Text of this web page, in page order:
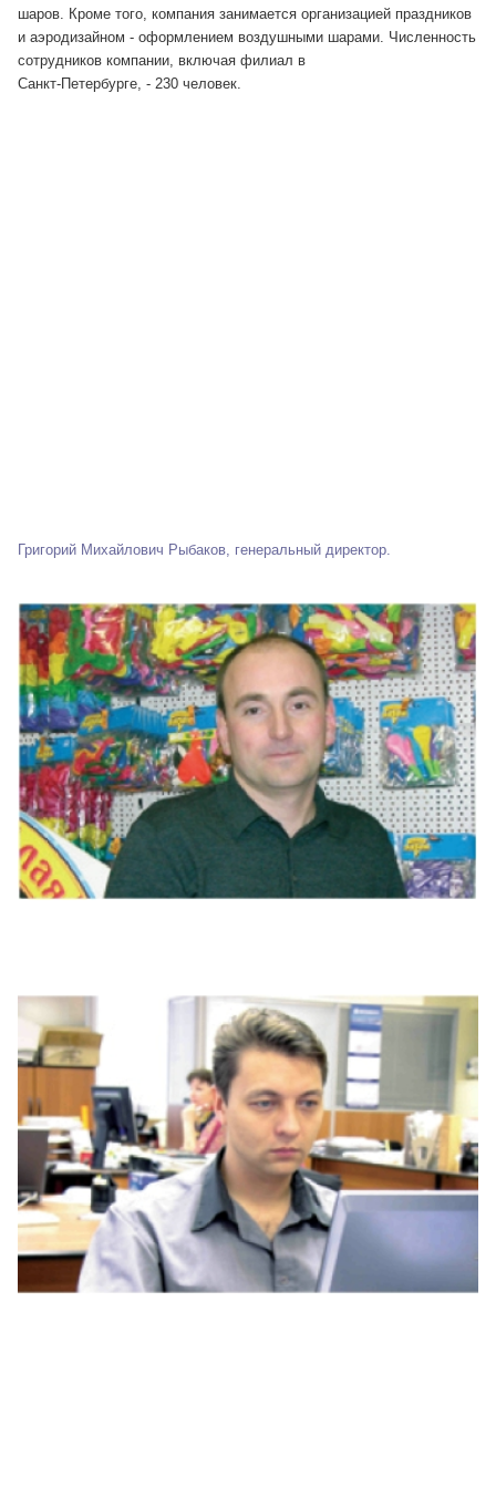
шаров. Кроме того, компания занимается организацией праздников
и аэродизайном - оформлением воздушными шарами. Численность
сотрудников компании, включая филиал в
Санкт-Петербурге, - 230 человек.
Григорий Михайлович Рыбаков, генеральный директор.